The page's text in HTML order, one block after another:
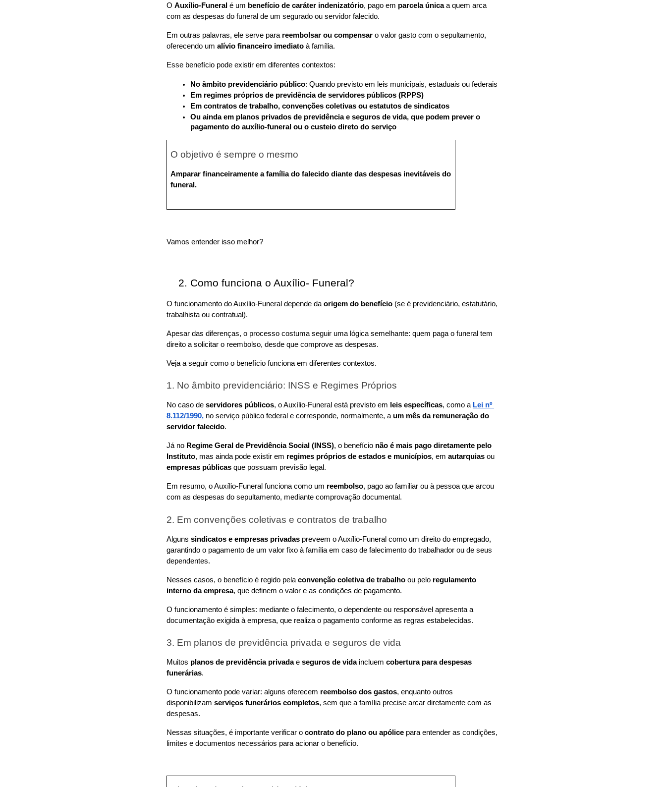
O Auxílio-Funeral é um benefício de caráter indenizatório, pago em parcela única a quem arca
com as despesas do funeral de um segurado ou servidor falecido.
Em outras palavras, ele serve para reembolsar ou compensar o valor gasto com o sepultamento,
oferecendo um alívio financeiro imediato à família.
Esse benefício pode existir em diferentes contextos:
No âmbito previdenciário público: Quando previsto em leis municipais, estaduais ou federais
Em regimes próprios de previdência de servidores públicos (RPPS)
Em contratos de trabalho, convenções coletivas ou estatutos de sindicatos
Ou ainda em planos privados de previdência e seguros de vida, que podem prever o
pagamento do auxílio-funeral ou o custeio direto do serviço
O objetivo é sempre o mesmo
Amparar financeiramente a família do falecido diante das despesas inevitáveis do
funeral.
Vamos entender isso melhor?
Como funciona o Auxílio- Funeral?
O funcionamento do Auxílio-Funeral depende da origem do benefício (se é previdenciário, estatutário,
trabalhista ou contratual).
Apesar das diferenças, o processo costuma seguir uma lógica semelhante: quem paga o funeral tem
direito a solicitar o reembolso, desde que comprove as despesas.
Veja a seguir como o benefício funciona em diferentes contextos.
1. No âmbito previdenciário: INSS e Regimes Próprios
No caso de servidores públicos, o Auxílio-Funeral está previsto em leis específicas, como a Lei nº
8.112/1990, no serviço público federal e corresponde, normalmente, a um mês da remuneração do
servidor falecido.
Já no Regime Geral de Previdência Social (INSS), o benefício não é mais pago diretamente pelo
Instituto, mas ainda pode existir em regimes próprios de estados e municípios, em autarquias
empresas públicas que possuam previsão legal.
Em resumo, o Auxílio-Funeral funciona como um reembolso, pago ao familiar ou à pessoa que arcou
com as despesas do sepultamento, mediante comprovação documental.
2. Em convenções coletivas e contratos de trabalho
Alguns sindicatos e empresas privadas preveem o Auxílio-Funeral como um direito do empregado,
garantindo o pagamento de um valor fixo à família em caso de falecimento do trabalhador ou de seus
dependentes.
Nesses casos, o benefício é regido pela convenção coletiva de trabalho ou pelo regulamento
interno da empresa, que definem o valor e as condições de pagamento.
O funcionamento é simples: mediante o falecimento, o dependente ou responsável apresenta a
documentação exigida à empresa, que realiza o pagamento conforme as regras estabelecidas.
3. Em planos de previdência privada e seguros de vida
Muitos planos de previdência privada e seguros de vida incluem cobertura para despesas
funerárias.
O funcionamento pode variar: alguns oferecem reembolso dos gastos, enquanto outros
disponibilizam serviços funerários completos, sem que a família precise arcar diretamente com as
despesas.
Nessas situações, é importante verificar o contrato do plano ou apólice para entender as condições,
limites e documentos necessários para acionar o benefício.